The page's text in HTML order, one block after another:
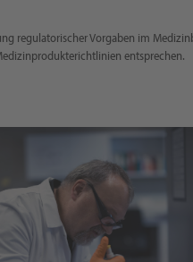
regulatorischer Vorgaben im
entsprechen.